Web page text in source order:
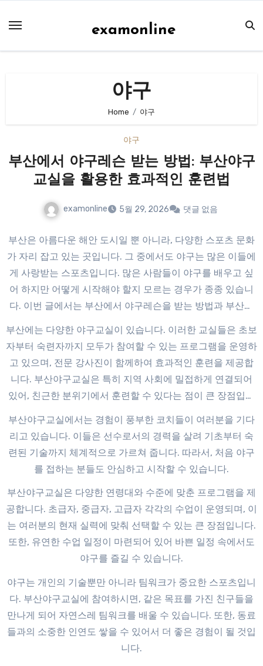
examonline
야구
Home 야구
야구
부산에서 야구레슨 받는 방법: 부산야구
교실을 활용한 효과적인 훈련법
examonline 5월 29, 2026 댓글 없음
부산은 아름다운 해안 도시일 뿐 아니라, 다양한 스포츠 문화
가 자리 잡고 있는 곳입니다. 그 중에서도 야구는 많은 이들에
게 사랑받는 스포츠입니다. 많은 사람들이 야구를 배우고 싶
어 하지만 어떻게 시작해야 할지 모르는 경우가 종종 있습니
다. 이번 글에서는 부산에서 야구레슨을 받는 방법과 부산야
부산에는 다양한 야구교실이 있습니다. 이러한 교실들은 초보
자부터 숙련자까지 모두가 참여할 수 있는 프로그램을 운영하
고 있으며, 전문 강사진이 함께하여 효과적인 훈련을 제공합
니다. 부산야구교실은 특히 지역 사회에 밀접하게 연결되어
있어, 친근한 분위기에서 훈련할 수 있다는 점이 큰 장점입니
부산야구교실에서는 경험이 풍부한 코치들이 여러분을 기다
리고 있습니다. 이들은 선수로서의 경력을 살려 기초부터 숙
련된 기술까지 체계적으로 가르쳐 줍니다. 따라서, 처음 야구
를 접하는 분들도 안심하고 시작할 수 있습니다.
부산야구교실은 다양한 연령대와 수준에 맞춘 프로그램을 제
공합니다. 초급자, 중급자, 고급자 각각의 수업이 운영되며, 이
는 여러분의 현재 실력에 맞춰 선택할 수 있는 큰 장점입니다.
또한, 유연한 수업 일정이 마련되어 있어 바쁜 일정 속에서도
야구를 즐길 수 있습니다.
야구는 개인의 기술뿐만 아니라 팀워크가 중요한 스포츠입니
다. 부산야구교실에 참여하시면, 같은 목표를 가진 친구들을
만나게 되어 자연스레 팀워크를 배울 수 있습니다. 또한, 동료
들과의 소중한 인연도 쌓을 수 있어서 더 좋은 경험이 될 것입
니다.